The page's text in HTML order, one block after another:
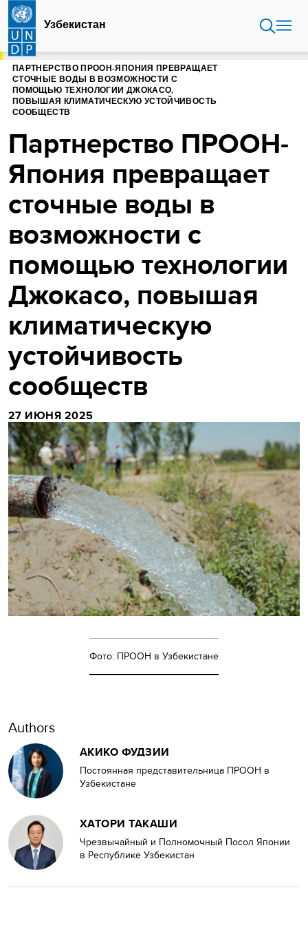
Перейти
основному
содержанию
Узбекистан
ГЛАВНАЯ
ПАРТНЕРСТВО ПРООН-ЯПОНИЯ ПРЕВРАЩАЕТ
СТОЧНЫЕ ВОДЫ В ВОЗМОЖНОСТИ С
ПОМОЩЬЮ ТЕХНОЛОГИИ ДЖОКАСО,
ПОВЫШАЯ КЛИМАТИЧЕСКУЮ УСТОЙЧИВОСТЬ
СООБЩЕСТВ
Партнерство ПРООН-
Япония превращает
сточные воды в
возможности с
помощью технологии
Джокасо, повышая
климатическую
устойчивость
сообществ
27 ИЮНЯ 2025
Фото: ПРООН в Узбекистане
Authors
АКИКО ФУДЗИИ
Постоянная представительница ПРООН в
Узбекистане
ХАТОРИ ТАКАШИ
Чрезвычайный и Полномочный Посол Японии
в Республике Узбекистан